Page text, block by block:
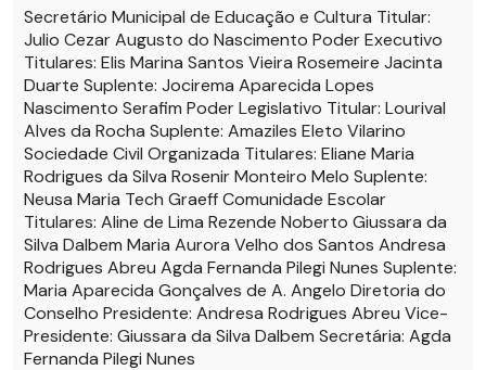
Secretário Municipal de Educação e Cultura Titular:
Julio Cezar Augusto do Nascimento Poder Executivo
Titulares: Elis Marina Santos Vieira Rosemeire Jacinta
Duarte Suplente: Jocirema Aparecida Lopes
Nascimento Serafim Poder Legislativo Titular: Lourival
Alves da Rocha Suplente: Amaziles Eleto Vilarino
Sociedade Civil Organizada Titulares: Eliane Maria
Rodrigues da Silva Rosenir Monteiro Melo Suplente:
Neusa Maria Tech Graeff Comunidade Escolar
Titulares: Aline de Lima Rezende Noberto Giussara da
Silva Dalbem Maria Aurora Velho dos Santos Andresa
Rodrigues Abreu Agda Fernanda Pilegi Nunes Suplente:
Maria Aparecida Gonçalves de A. Angelo Diretoria do
Conselho Presidente: Andresa Rodrigues Abreu Vice-
Presidente: Giussara da Silva Dalbem Secretária: Agda
Fernanda Pilegi Nunes